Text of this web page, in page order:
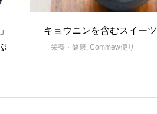
キョウニンを含むスイーツ
栄養・健康, Commew便り